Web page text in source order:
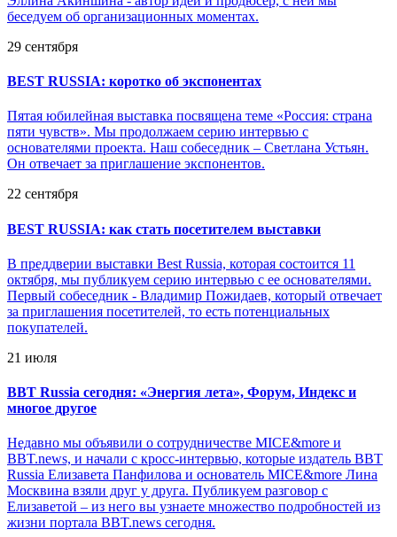
беседуем об организационных моментах.
29 сентября
BEST RUSSIA: коротко об экспонентах
Пятая юбилейная выставка посвящена теме «Россия: страна
пяти чувств». Мы продолжаем серию интервью с
основателями проекта. Наш собеседник – Светлана Устьян.
Он отвечает за приглашение экспонентов.
22 сентября
BEST RUSSIA: как стать посетителем выставки
В преддверии выставки Best Russia, которая состоится 11
октября, мы публикуем серию интервью с ее основателями.
Первый собеседник - Владимир Пожидаев, который отвечает
за приглашения посетителей, то есть потенциальных
покупателей.
21 июля
BBT Russia сегодня: «Энергия лета», Форум, Индекс и
многое другое
Недавно мы объявили о сотрудничестве MICE&more и
BBT.news, и начали с кросс-интервью, которые издатель BBT
Russia Елизавета Панфилова и основатель MICE&more Лина
Москвина взяли друг у друга. Публикуем разговор с
Елизаветой – из него вы узнаете множество подробностей из
жизни портала BBT.news сегодня.